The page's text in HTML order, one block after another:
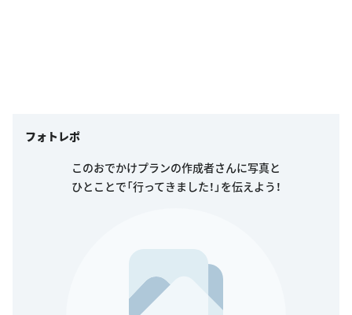
フォトレポ
このおでかけプランの作成者さんに写真と
ひとことで「行ってきました！」を伝えよう！